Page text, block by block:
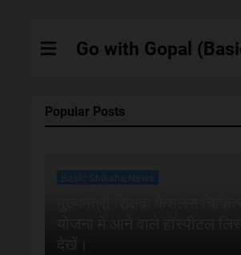
Go with Gopal
Popular Posts
Basic Shiksha News
देखें।